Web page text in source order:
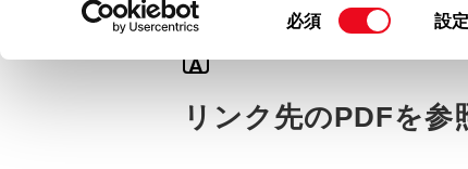
て」をご覧ください。
同
選
択
必須 設
A
リンク先のPDFを参